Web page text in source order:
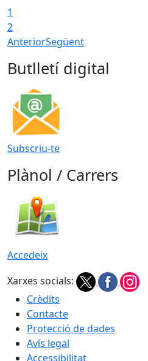
1
2
AnteriorSegüent
Butlletí digital
Subscriu-te
Plànol / Carrers
Accedeix
Xarxes socials:
Crèdits
Contacte
Protecció de dades
Avís legal
Accessibilitat